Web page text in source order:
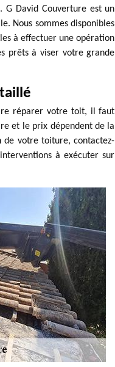
G David Couverture est un
Nous sommes disponibles
à effectuer une opération
prêts à viser votre grande
réparer votre toit, il faut
et le prix dépendent de la
votre toiture, contactez-
à exécuter sur